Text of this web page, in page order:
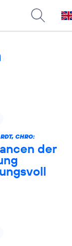
CHRO:
der